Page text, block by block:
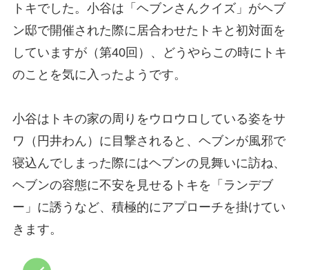
トキでした。小谷は「ヘブンさんクイズ」がヘブ
ン邸で開催された際に居合わせたトキと初対面を
していますが（第40回）、どうやらこの時にトキ
のことを気に入ったようです。
小谷はトキの家の周りをウロウロしている姿をサ
ワ（円井わん）に目撃されると、ヘブンが風邪で
寝込んでしまった際にはヘブンの見舞いに訪ね、
ヘブンの容態に不安を見せるトキを「ランデブ
ー」に誘うなど、積極的にアプローチを掛けてい
きます。